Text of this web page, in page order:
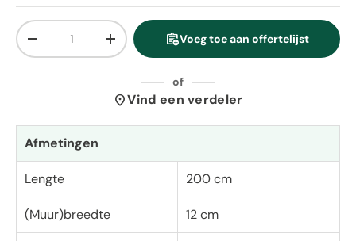
Aantal
Verlaag de hoeveelheidVerhoog de hoeveelheid
assignment_add Voeg toe aan offertelijst
of
location_onVind een verdeler
Afmetingen
Lengte 200 cm
(Muur)breedte 12 cm